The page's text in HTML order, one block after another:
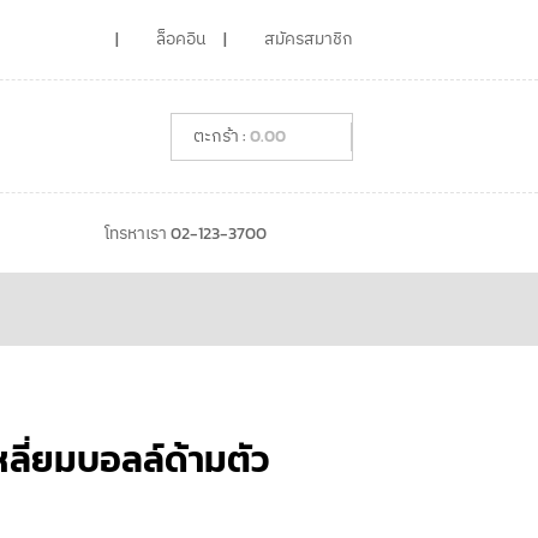
ล็อคอิน สมัครสมาชิก
0.00
โทรหาเรา 02-123-3700
ลี่ยมบอลล์ด้ามตัว